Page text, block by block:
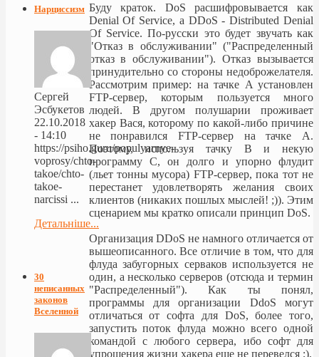
Буду краток. DoS расшифровывается как
Denial Of Service, а DDoS - Distributed Denial
Of Service. По-русски это будет звучать как
"Отказ в обслуживании" ("Распределенный
отказ в обслуживании"). Отказ вызывается
принудительно со стороны недоброжелателя.
Рассмотрим пример: на тачке A установлен
FTP-сервер, которым пользуется много
людей. В другом полушарии проживает
хакер Вася, которому по какой-либо причине
не понравился FTP-сервер на тачке A.
Поэтому, используя тачку B и некую
программу C, он долго и упорно флудит
(льет тонны мусора) FTP-сервер, пока тот не
перестанет удовлетворять желания своих
клиентов (никаких пошлых мыслей! ;)). Этим
сценарием мы кратко описали принцип DoS.
Организация DDoS не намного отличается от
вышеописанного. Все отличие в том, что для
флуда забугорных серваков используется не
один, а несколько серверов (отсюда и термин
"Распределенный"). Как ты понял,
программы для организации DdoS могут
отличаться от софта для DoS, более того,
запустить поток флуда можно всего одной
командой с любого сервера, ибо софт для
упрощения жизни хакера еще не перевелся ;).
Нарциссизм
Сергей
Эсбукетов
22.10.2018
- 14:10
https://psiho.guru/populyarnye-
voprosy/chto-
takoe/chto-
takoe-
narcissi ...
Детальніше...
30
неписанных
законов
Вселенной